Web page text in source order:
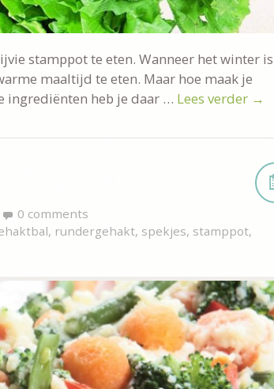
stamppot te eten. Wanneer het winter is
maaltijd te eten. Maar hoe maak je
ingrediënten heb je daar … Lees verder →
0 comments
, rundergehakt, spekjes, stamppot,